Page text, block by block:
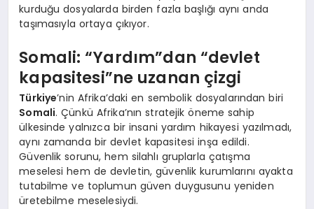
kurduğu dosyalarda birden fazla başlığı aynı anda
taşımasıyla ortaya çıkıyor.
Somali: “Yardım”dan “devlet
kapasitesi”ne uzanan çizgi
Türkiye’nin Afrika’daki en sembolik dosyalarından biri
Somali. Çünkü Afrika’nın stratejik öneme sahip
ülkesinde yalnızca bir insani yardım hikayesi yazılmadı,
aynı zamanda bir devlet kapasitesi inşa edildi.
Güvenlik sorunu, hem silahlı gruplarla çatışma
meselesi hem de devletin, güvenlik kurumlarını ayakta
tutabilme ve toplumun güven duygusunu yeniden
üretebilme meselesiydi.